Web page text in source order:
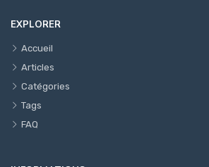
EXPLORER
Accueil
Articles
Catégories
Tags
FAQ